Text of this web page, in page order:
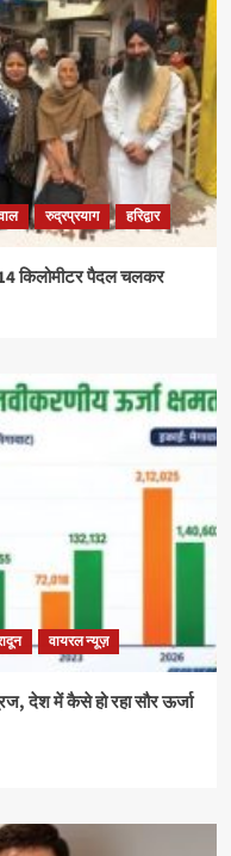
रुद्रप्रयाग हरिद्वार
किलोमीटर पैदल चलकर
वायरल न्यूज़
देश में कैसे हो रहा सौर ऊर्जा